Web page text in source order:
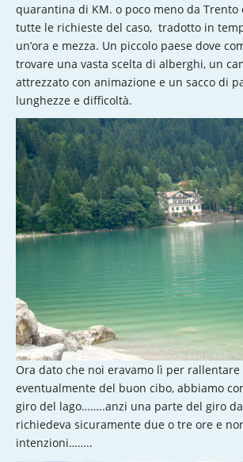
quarantina di KM. o poco meno da Trento
tutte le richieste del caso, tradotto in
un’ora e mezza. Un piccolo paese dove
trovare una vasta scelta di alberghi, un
attrezzato con animazione e un sacco di
lunghezze e difficoltà.
Ora dato che noi eravamo lì per
eventualmente del buon cibo, abbiamo
giro del lago……..anzi una parte del giro
richiedeva sicuramente due o tre ore e
intenzioni……..